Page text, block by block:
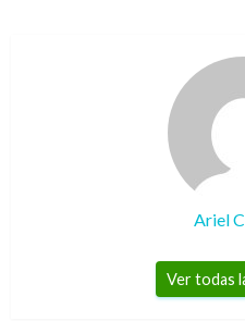
Ariel
Ver todas